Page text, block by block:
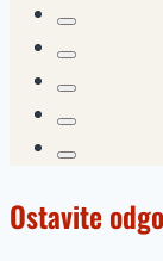
Ostavite